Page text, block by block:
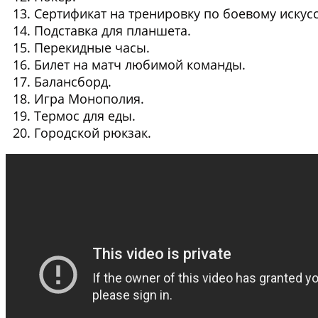
Сертификат на тренировку по боевому
Подставка для планшета.
Перекидные часы.
Билет на матч любимой команды.
Балансборд.
Игра Монополия.
Термос для еды.
Городской рюкзак.